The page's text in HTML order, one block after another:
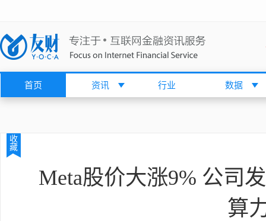
首页 资讯 行业 数据
收
藏
Meta股价大涨9% 公司
算